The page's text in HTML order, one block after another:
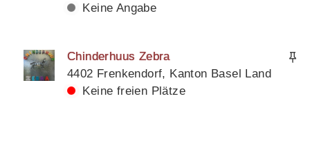
Keine Angabe
Chinderhuus Zebra
4402 Frenkendorf, Kanton Basel Land
Keine freien Plätze